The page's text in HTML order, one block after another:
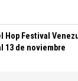
Hop Festival
13 de noviembre